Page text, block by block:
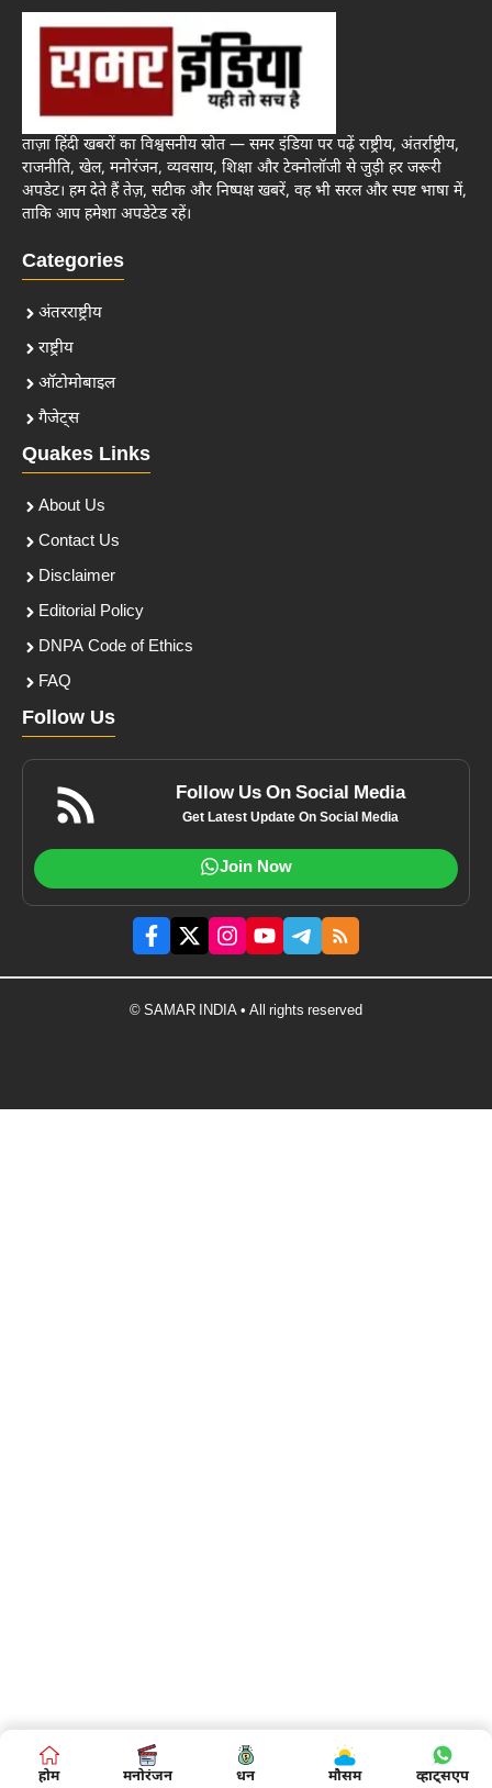
ताज़ा हिंदी खबरों का विश्वसनीय स्रोत — समर इंडिया पर पढ़ें राष्ट्रीय, अंतर्राष्ट्रीय,
राजनीति, खेल, मनोरंजन, व्यवसाय, शिक्षा और टेक्नोलॉजी से जुड़ी हर जरूरी
अपडेट। हम देते हैं तेज़, सटीक और निष्पक्ष खबरें, वह भी सरल और स्पष्ट भाषा में,
ताकि आप हमेशा अपडेटेड रहें।
Categories
अंतरराष्ट्रीय
राष्ट्रीय
ऑटोमोबाइल
गैजेट्स
Quakes Links
About Us
Contact Us
Disclaimer
Editorial Policy
DNPA Code of Ethics
FAQ
Follow Us
Follow Us On Social Media
Get Latest Update On Social Media
Join Now
© SAMAR INDIA • All rights reserved
होम मनोरंजन धन मौसम व्हाट्सएप